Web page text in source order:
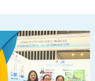
CHÀO LỄ HỘI SÂM
& DƯỢC LIỆU QUỐC TẾ
3 Tháng Tám, 2026
F.T.PHARMA – KHÉP LẠI